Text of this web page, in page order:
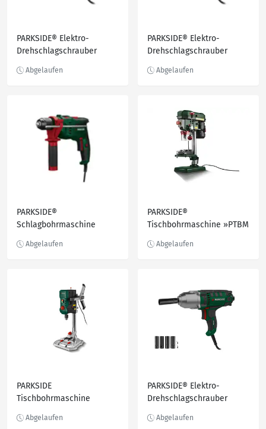
PARKSIDE® Elektro-
Drehschlagschrauber
PARKSIDE® Elektro-
Drehschlagschrauber
PARKSIDE®
Schlagbohrmaschine
stufenlos einstellbar
PARKSIDE®
Tischbohrmaschine »PTBM
PARKSIDE
Tischbohrmaschine
elektr. Drehzahlregelung
PARKSIDE® Elektro-
Drehschlagschrauber